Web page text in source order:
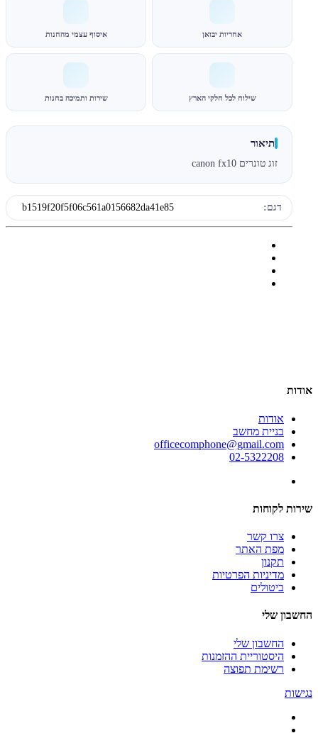
אחריות יבואן איסוף עצמי מהחנות
שילוח לכל חלקי הארץ שירות ותמיכה בחנות
תיאור
זוג טונרים canon fx10
דגם: b1519f20f5f06c561a0156682da41e85
אודות
אודות
בניית מחשב
officecomphone@gmail.com
02-5322208
שירות לקוחות
צרו קשר
מפת האתר
תקנון
מדיניות הפרטיות
ביטולים
החשבון שלי
החשבון שלי
היסטוריית ההזמנות
רשימת תפוצה
נגישות